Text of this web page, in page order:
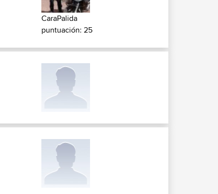
CaraPalida
puntuación: 25